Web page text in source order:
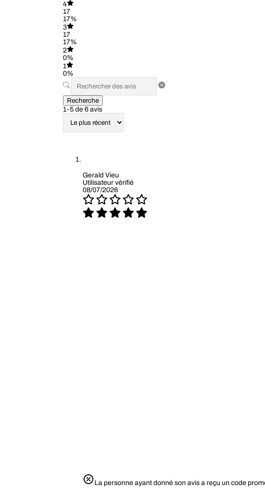
4
17
17%
3
17
17%
2
0%
1
0%
Recherche
1-5 de 6 avis
Gerald Vieu
Utilisateur vérifié
08/07/2026
La personne ayant donné son avis a reçu un code